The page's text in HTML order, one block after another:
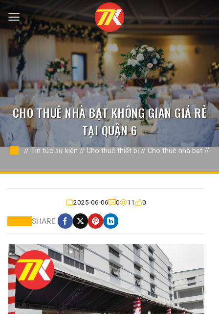
qua
nội
dung
CHO THUÊ NHÀ BẠT KHÔNG GIAN GIÁ RẺ
TẠI QUẬN 6
// Tin tức sự kiện // Cho thuê thiết bị // Cho thuê nhà bạt //
2025-06-06 0 11 0
SHARE